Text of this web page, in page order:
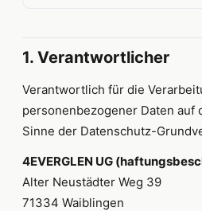
1. Verantwortlicher
Verantwortlich für die
personenbezogener Daten auf
Sinne der Datenschutz-
4EVERGLEN UG
Alter Neustädter Weg 39
71334 Waiblingen